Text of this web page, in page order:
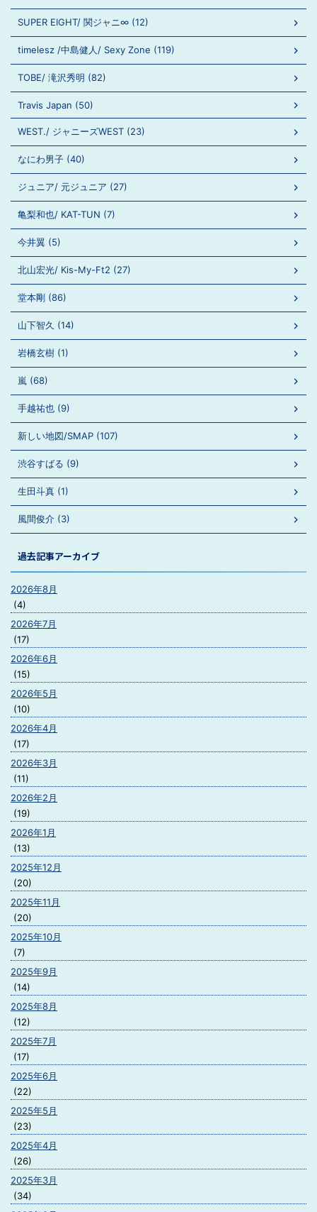
SUPER EIGHT/ 関ジャニ∞ (12)
timelesz /中島健人/ Sexy Zone (119)
TOBE/ 滝沢秀明 (82)
Travis Japan (50)
WEST./ ジャニーズWEST (23)
なにわ男子 (40)
ジュニア/ 元ジュニア (27)
亀梨和也/ KAT-TUN (7)
今井翼 (5)
北山宏光/ Kis-My-Ft2 (27)
堂本剛 (86)
山下智久 (14)
岩橋玄樹 (1)
嵐 (68)
手越祐也 (9)
新しい地図/SMAP (107)
渋谷すばる (9)
生田斗真 (1)
風間俊介 (3)
過去記事アーカイブ
2026年8月
(4)
2026年7月
(17)
2026年6月
(15)
2026年5月
(10)
2026年4月
(17)
2026年3月
(11)
2026年2月
(19)
2026年1月
(13)
2025年12月
(20)
2025年11月
(20)
2025年10月
(7)
2025年9月
(14)
2025年8月
(12)
2025年7月
(17)
2025年6月
(22)
2025年5月
(23)
2025年4月
(26)
2025年3月
(34)